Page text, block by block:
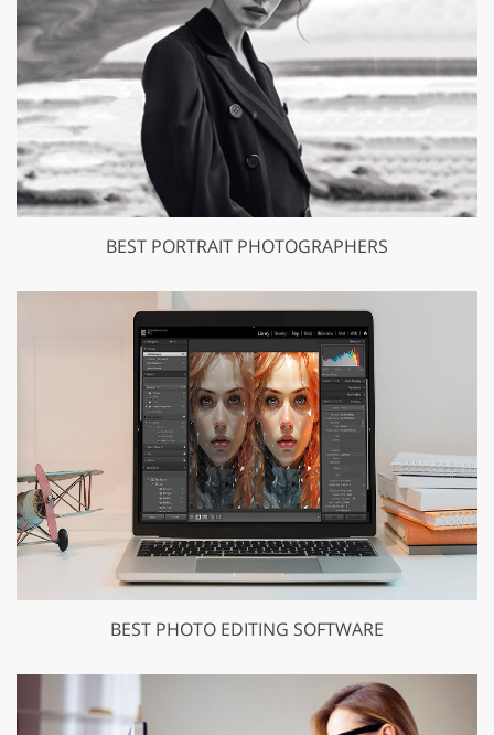
BEST PORTRAIT PHOTOGRAPHERS
BEST PHOTO EDITING SOFTWARE